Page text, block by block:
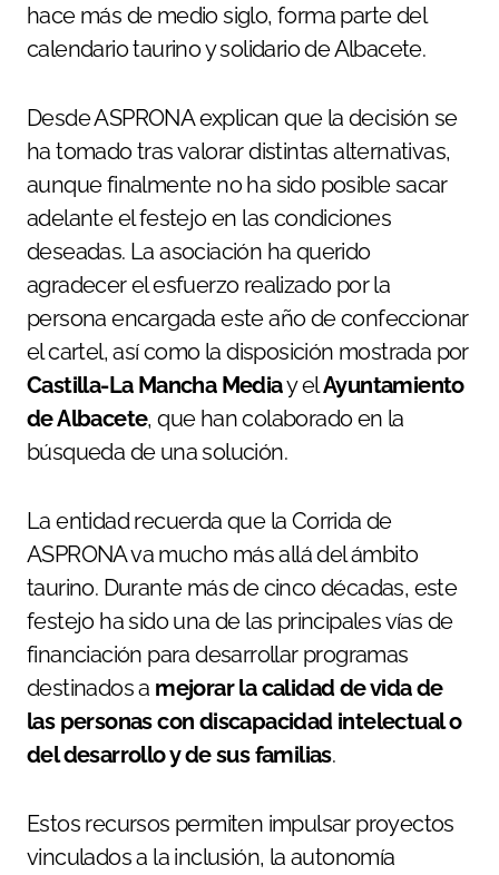
hace más de medio siglo, forma parte del
calendario taurino y solidario de Albacete.
Desde ASPRONA explican que la decisión se
ha tomado tras valorar distintas alternativas,
aunque finalmente no ha sido posible sacar
adelante el festejo en las condiciones
deseadas. La asociación ha querido
agradecer el esfuerzo realizado por la
persona encargada este año de confeccionar
el cartel, así como la disposición mostrada por
Castilla-La Mancha Mediay elAyuntamiento
de Albacete, que han colaborado en la
búsqueda de una solución.
La entidad recuerda que la Corrida de
ASPRONA va mucho más allá del ámbito
taurino. Durante más de cinco décadas, este
festejo ha sido una de las principales vías de
financiación para desarrollar programas
destinados a mejorar la calidad de vida de
las personas con discapacidad intelectual o
del desarrollo y de sus familias.
Estos recursos permiten impulsar proyectos
vinculados a la inclusión, la autonomía